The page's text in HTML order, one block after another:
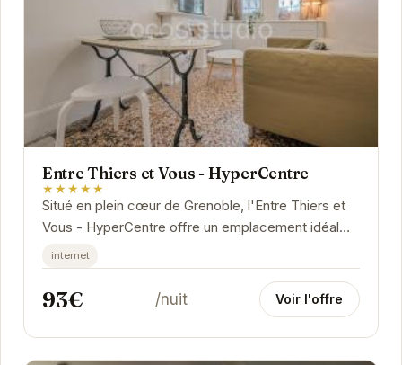
Entre Thiers et Vous - HyperCentre
★★★★★
Situé en plein cœur de Grenoble, l'Entre Thiers et
Vous - HyperCentre offre un emplacement idéal
pour découvrir la ville. Proche des commerces,...
internet
93€ /nuit Voir l'offre